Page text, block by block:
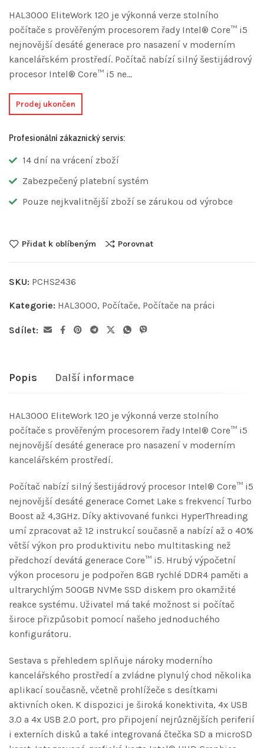
HAL3000 EliteWork 120 je výkonná verze stolního
počítače s prověřeným procesorem řady Intel® Core™ i5
nejnovější desáté generace pro nasazení v moderním
kancelářském prostředí. Počítač nabízí silný šestijádrový
procesor Intel® Core™ i5 ne…
Prodej ukončen
Profesionální zákaznický servis:
14 dní na vrácení zboží
Zabezpečený platební systém
Pouze nejkvalitnější zboží se zárukou od výrobce
Přidat k oblíbeným Porovnat
SKU: PCHS2436
Kategorie: HAL3000, Počítače, Počítače na práci
Sdílet:
Popis Další informace
HAL3000 EliteWork 120 je výkonná verze stolního
počítače s prověřeným procesorem řady Intel® Core™ i5
nejnovější desáté generace pro nasazení v moderním
kancelářském prostředí.
Počítač nabízí silný šestijádrový procesor Intel® Core™ i5
nejnovější desáté generace Comet Lake s frekvencí Turbo
Boost až 4,3GHz. Díky aktivované funkci HyperThreading
umí zpracovat až 12 instrukcí současně a nabízí až o 40%
větší výkon pro produktivitu nebo multitasking než
předchozí devátá generace Core™ i5. Hrubý výpočetní
výkon procesoru je podpořen 8GB rychlé DDR4 paměti a
ultrarychlým 500GB NVMe SSD diskem pro okamžité
reakce systému. Uživatel má také možnost si počítač
široce přizpůsobit pomocí našeho jednoduchého
konfigurátoru.
Sestava s přehledem splňuje nároky moderního
kancelářského prostředí a zvládne plynulý chod několika
aplikací současně, včetně prohlížeče s desítkami
aktivních oken. K dispozici je široká konektivita, 4x USB
3.0 a 4x USB 2.0 port, pro připojení nejrůznějších periferií
i externích disků a také integrovaná čtečka SD a microSD